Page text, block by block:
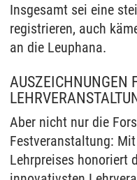
Insgesamt sei eine
registrieren, auch
an die Leuphana.
AUSZEICHNUNGEN
Aber nicht nur die
Festveranstaltung:
Lehrpreises honoriert